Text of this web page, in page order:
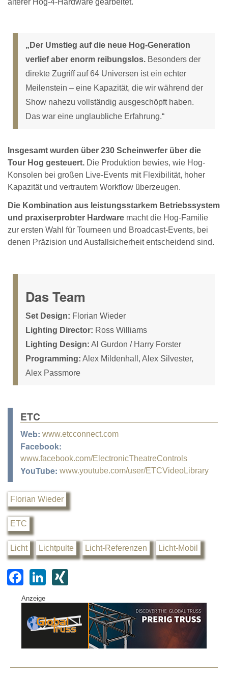
„Der Umstieg auf die neue Hog-Generation
verlief aber enorm reibungslos. Besonders der
direkte Zugriff auf 64 Universen ist ein echter
Meilenstein – eine Kapazität, die wir während der
Show nahezu vollständig ausgeschöpft haben.
Das war eine unglaubliche Erfahrung.“
Insgesamt wurden über 230 Scheinwerfer über die
Tour Hog gesteuert. Die Produktion bewies, wie Hog-
Konsolen bei großen Live-Events mit Flexibilität, hoher
Kapazität und vertrautem Workflow überzeugen.
Die Kombination aus leistungsstarkem Betriebssystem
und praxiserprobter Hardware macht die Hog-Familie
zur ersten Wahl für Tourneen und Broadcast-Events, bei
denen Präzision und Ausfallsicherheit entscheidend sind.
Das Team
Set Design: Florian Wieder
Lighting Director: Ross Williams
Lighting Design: Al Gurdon / Harry Forster
Programming: Alex Mildenhall, Alex Silvester,
Alex Passmore
ETC
Web: www.etcconnect.com
Facebook:
www.facebook.com/ElectronicTheatreControls
YouTube: www.youtube.com/user/ETCVideoLibrary
Florian Wieder
ETC
Licht Lichtpulte Licht-Referenzen Licht-Mobil
F
a
c
e
Li
k
e
G
Anzeige